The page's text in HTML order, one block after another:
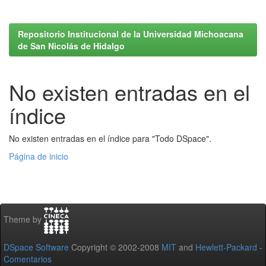
Repositorio Institucional de la Universidad Michoacana
de San Nicolás de Hidalgo
No existen entradas en el
índice
No existen entradas en el índice para "Todo DSpace".
Página de inicio
Theme by
DSpace Software Copyright © 2002-2008 MIT and Hewlett-Packard -
Comentarios